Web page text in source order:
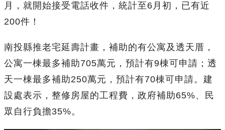
月，就開始接受電話收件，統計至6月初，已有近
200件！
南投縣推老宅延壽計畫，補助的有公寓及透天厝，
公寓一棟最多補助705萬元，預計有9棟可申請；透
天一棟最多補助250萬元，預計有70棟可申請。建
設處表示，整修房屋的工程費，政府補助65%、民
眾自行負擔35%。